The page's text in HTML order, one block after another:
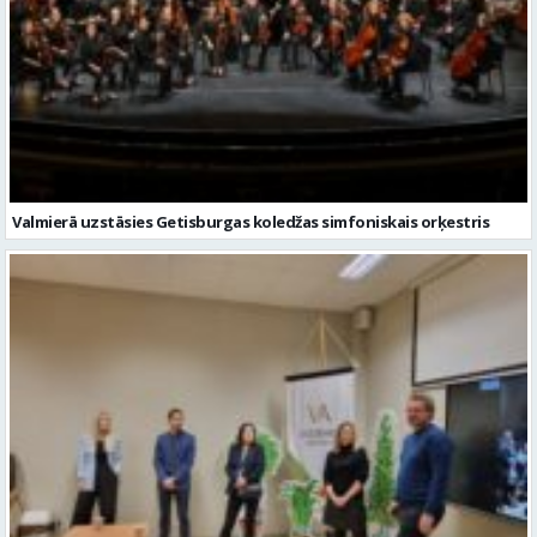
Valmierā uzstāsies Getisburgas koledžas simfoniskais orķestris